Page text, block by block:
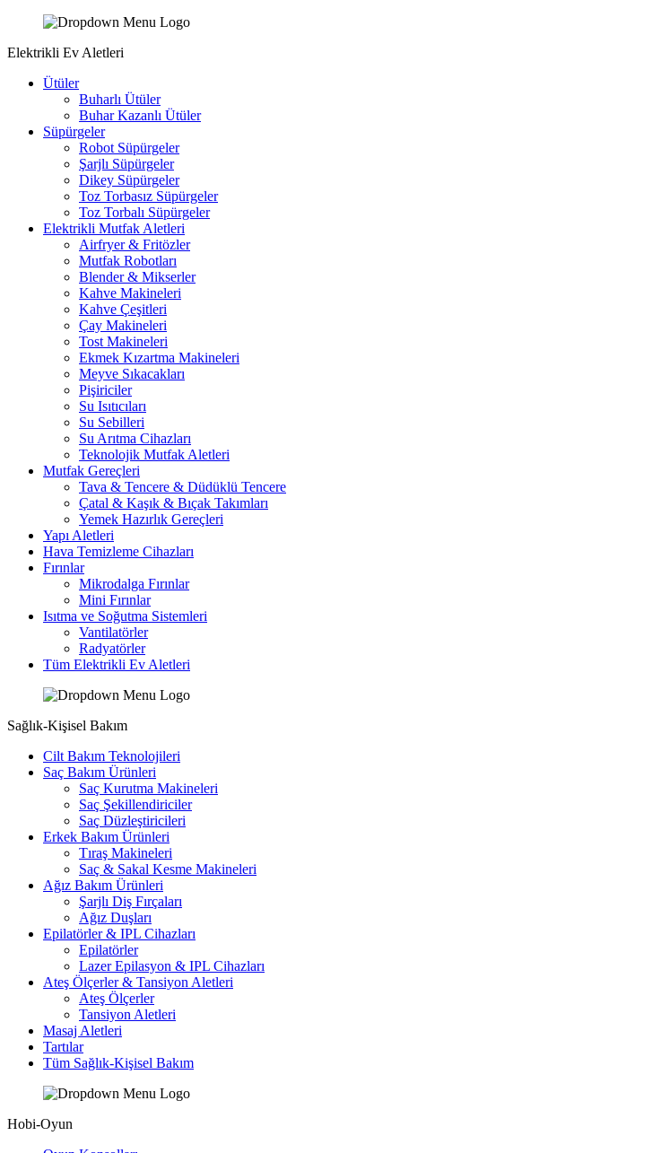
Elektrikli Ev Aletleri
Ütüler
Buharlı Ütüler
Buhar Kazanlı Ütüler
Süpürgeler
Robot Süpürgeler
Şarjlı Süpürgeler
Dikey Süpürgeler
Toz Torbasız Süpürgeler
Toz Torbalı Süpürgeler
Elektrikli Mutfak Aletleri
Airfryer & Fritözler
Mutfak Robotları
Blender & Mikserler
Kahve Makineleri
Kahve Çeşitleri
Çay Makineleri
Tost Makineleri
Ekmek Kızartma Makineleri
Meyve Sıkacakları
Pişiriciler
Su Isıtıcıları
Su Sebilleri
Su Arıtma Cihazları
Teknolojik Mutfak Aletleri
Mutfak Gereçleri
Tava & Tencere & Düdüklü Tencere
Çatal & Kaşık & Bıçak Takımları
Yemek Hazırlık Gereçleri
Yapı Aletleri
Hava Temizleme Cihazları
Fırınlar
Mikrodalga Fırınlar
Mini Fırınlar
Isıtma ve Soğutma Sistemleri
Vantilatörler
Radyatörler
Tüm Elektrikli Ev Aletleri
Sağlık-Kişisel Bakım
Cilt Bakım Teknolojileri
Saç Bakım Ürünleri
Saç Kurutma Makineleri
Saç Şekillendiriciler
Saç Düzleştiricileri
Erkek Bakım Ürünleri
Tıraş Makineleri
Saç & Sakal Kesme Makineleri
Ağız Bakım Ürünleri
Şarjlı Diş Fırçaları
Ağız Duşları
Epilatörler & IPL Cihazları
Epilatörler
Lazer Epilasyon & IPL Cihazları
Ateş Ölçerler & Tansiyon Aletleri
Ateş Ölçerler
Tansiyon Aletleri
Masaj Aletleri
Tartılar
Tüm Sağlık-Kişisel Bakım
Hobi-Oyun